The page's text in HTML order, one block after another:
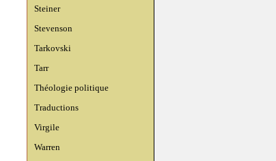
Steiner
Stevenson
Tarkovski
Tarr
Théologie politique
Traductions
Virgile
Warren